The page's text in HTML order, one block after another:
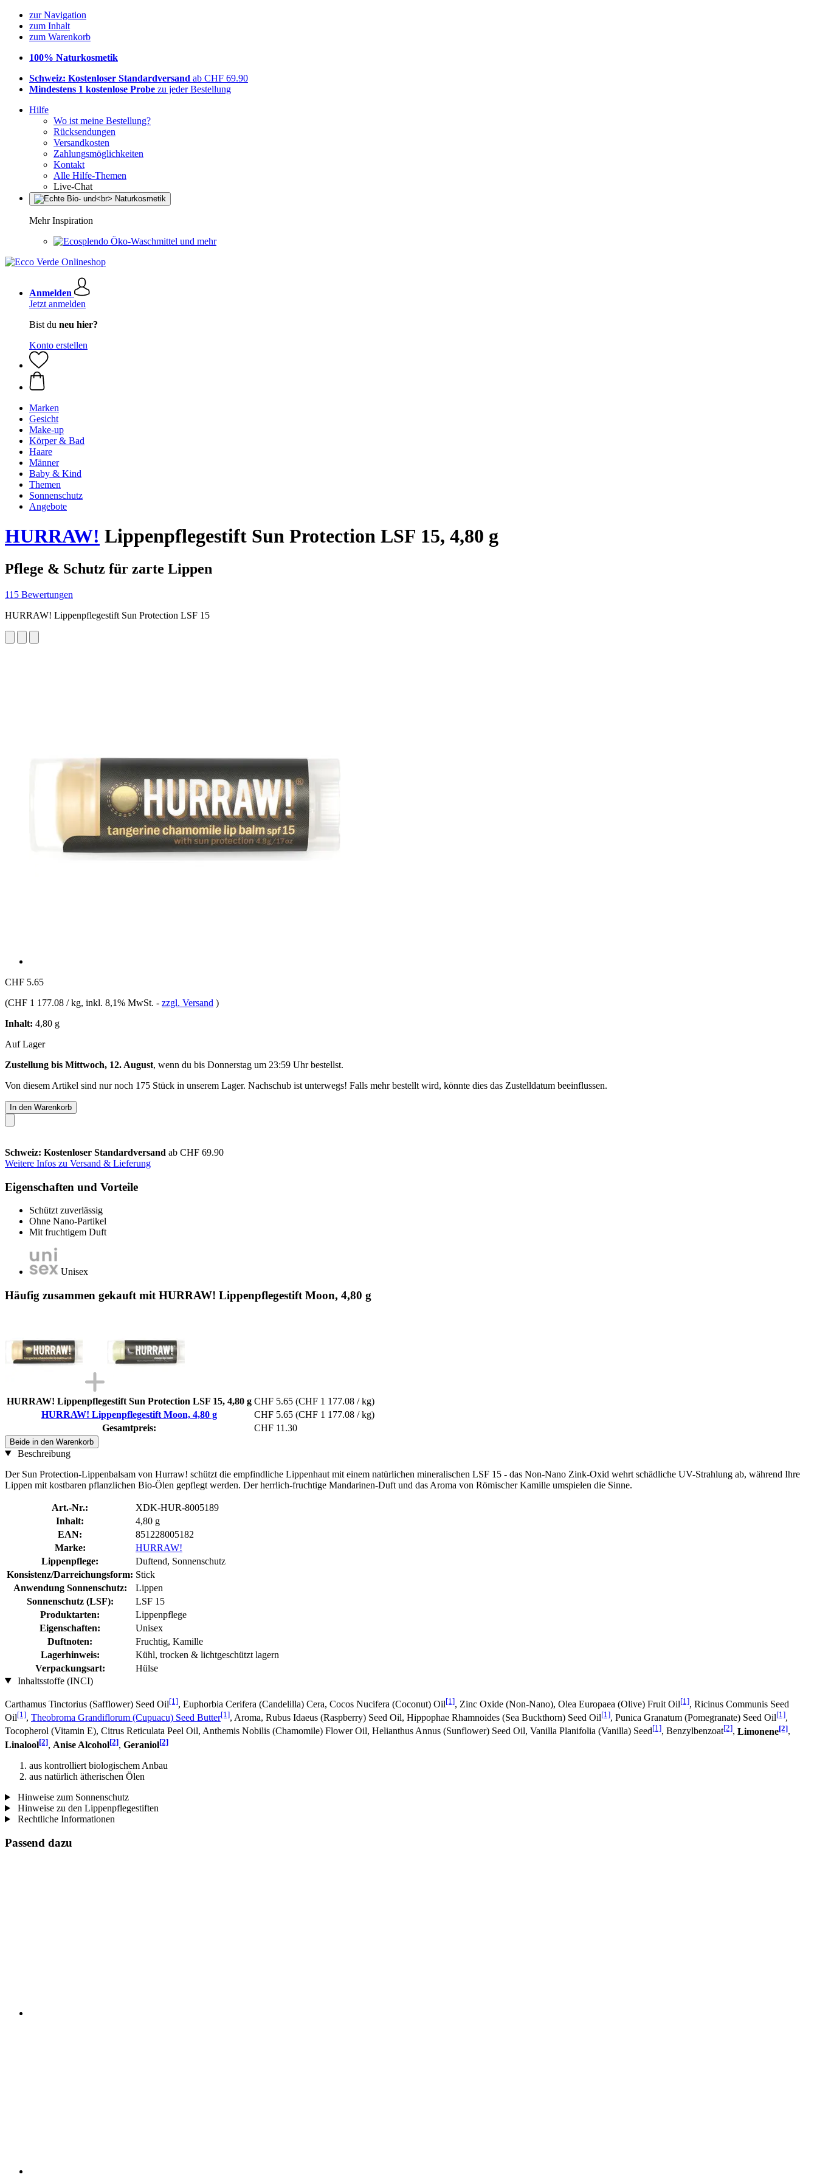
zur Navigation
zum Inhalt
zum Warenkorb
100% Naturkosmetik
Schweiz: Kostenloser Standardversand ab CHF 69.90
Mindestens 1 kostenlose Probe zu jeder Bestellung
Hilfe
Wo ist meine Bestellung?
Rücksendungen
Versandkosten
Zahlungsmöglichkeiten
Kontakt
Alle Hilfe-Themen
Live-Chat
Mehr Inspiration
Öko-Waschmittel und mehr
Anmelden
Jetzt anmelden
Bist du neu hier?
Konto erstellen
Marken
Gesicht
Make-up
Körper & Bad
Haare
Männer
Baby & Kind
Themen
Sonnenschutz
Angebote
HURRAW! Lippenpflegestift Sun Protection LSF 15, 4,80 g
Pflege & Schutz für zarte Lippen
115 Bewertungen
HURRAW! Lippenpflegestift Sun Protection LSF 15
CHF 5.65
(CHF 1 177.08 / kg, inkl. 8,1% MwSt. - zzgl. Versand )
Inhalt: 4,80 g
Auf Lager
Zustellung bis Mittwoch, 12. August, wenn du bis Donnerstag um 23:59 Uhrbestellst.
Von diesem Artikel sind nur noch 175 Stück in unserem Lager. Nachschub ist unterwegs! Falls mehr bestellt wird, könnte dies das Zustelldatum beeinflussen.
In den Warenkorb
Schweiz: Kostenloser Standardversand ab CHF 69.90
Weitere Infos zu Versand & Lieferung
Eigenschaften und Vorteile
Schützt zuverlässig
Ohne Nano-Partikel
Mit fruchtigem Duft
Unisex
Häufig zusammen gekauft mit HURRAW! Lippenpflegestift Moon, 4,80 g
HURRAW! Lippenpflegestift Sun Protection LSF 15, 4,80 g CHF 5.65 (CHF 1 177.08 / kg)
HURRAW! Lippenpflegestift Moon, 4,80 g
CHF 5.65 (CHF 1 177.08 / kg)
Gesamtpreis:
CHF 11.30
Beide in den Warenkorb
Beschreibung
Der Sun Protection-Lippenbalsam von Hurraw! schützt die empfindliche Lippenhaut mit einem natürlichen mineralischen LSF 15 - das Non-Nano Zink-Oxid wehrt schädliche UV-Strahlung ab, während Ihre
Lippen mit kostbaren pflanzlichen Bio-Ölen gepflegt werden. Der herrlich-fruchtige Mandarinen-Duft und das Aroma von Römischer Kamille umspielen die Sinne.
Art.-Nr.:
XDK-HUR-8005189
Inhalt:
4,80 g
EAN:
851228005182
Marke:
HURRAW!
Lippenpflege:
Duftend, Sonnenschutz
Konsistenz/Darreichungsform: Stick
Anwendung Sonnenschutz:
Lippen
Sonnenschutz (LSF):
LSF 15
Produktarten:
Lippenpflege
Eigenschaften:
Unisex
Duftnoten:
Fruchtig, Kamille
Lagerhinweis:
Kühl, trocken & lichtgeschützt lagern
Verpackungsart:
Hülse
Inhaltsstoffe (INCI)
Carthamus Tinctorius (Safflower) Seed Oil[1], Euphorbia Cerifera (Candelilla) Cera, Cocos Nucifera (Coconut) Oil[1], Zinc Oxide (Non-Nano), Olea Europaea (Olive) Fruit Oil[1], Ricinus Communis Seed
Oil[1], Theobroma Grandiflorum (Cupuacu) Seed Butter[1], Aroma, Rubus Idaeus (Raspberry) Seed Oil, Hippophae Rhamnoides (Sea Buckthorn) Seed Oil[1], Punica Granatum (Pomegranate) Seed Oil[1],
Tocopherol (Vitamin E), Citrus Reticulata Peel Oil, Anthemis Nobilis (Chamomile) Flower Oil, Helianthus Annus (Sunflower) Seed Oil, Vanilla Planifolia (Vanilla) Seed[1], Benzylbenzoat[2], Limonene[2],
Linalool[2], Anise Alcohol[2], Geraniol[2]
aus kontrolliert biologischem Anbau
aus natürlich ätherischen Ölen
Hinweise zum Sonnenschutz
Hinweise zu den Lippenpflegestiften
Rechtliche Informationen
Passend dazu